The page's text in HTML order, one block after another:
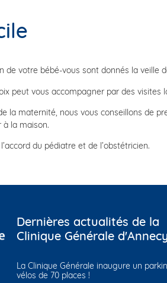
de votre bébé-vous sont donnés la veille
peut vous accompagner par des visites
la maternité, nous vous conseillons de
la maison.
du pédiatre et de l’obstétricien.
Dernières actualités de la
Clinique Générale
La Clinique Générale inaugure un
vélos de 70 places !